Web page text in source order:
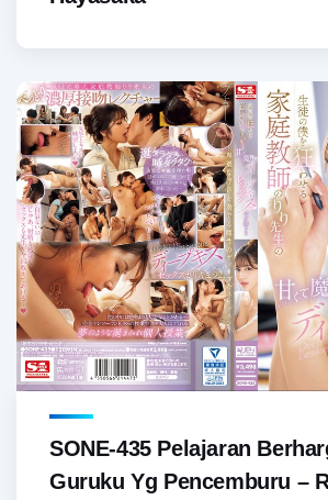
SONE-435 Pelajaran
Guruku Yg Pencemburu –